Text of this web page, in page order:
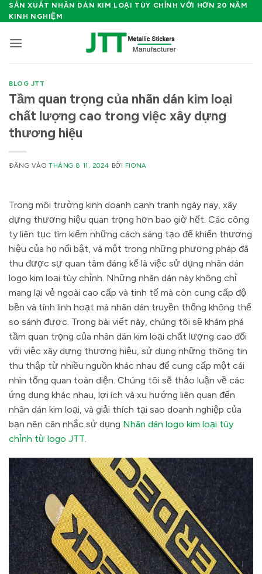
Bỏ
qua
dung
SẢN XUẤT NHÃN DÁN KIM LOẠI TÙY CHỈNH VỚI HƠN 20 NĂM
KINH NGHIỆM
BLOG JTT
Tầm quan trọng của nhãn dán kim loại
chất lượng cao trong việc xây dựng
thương hiệu
ĐĂNG VÀOTHÁNG 8 11, 2024 BỞI FIONA
Trong môi trường kinh doanh cạnh tranh ngày nay, xây
dựng thương hiệu quan trọng hơn bao giờ hết. Các công
ty liên tục tìm kiếm những cách sáng tạo để khiến thương
hiệu của họ nổi bật, và một trong những phương pháp đã
thu được sự quan tâm đáng kể là việc sử dụng nhãn dán
logo kim loại tùy chỉnh. Những nhãn dán này không chỉ
mang lại vẻ ngoài cao cấp và tinh tế mà còn cung cấp độ
bền và tính linh hoạt mà nhãn dán truyền thống không thể
so sánh được. Trong bài viết này, chúng tôi sẽ khám phá
tầm quan trọng của nhãn dán kim loại chất lượng cao đối
với việc xây dựng thương hiệu, sử dụng những thông tin
thu thập từ nhiều nguồn khác nhau để cung cấp một cái
nhìn tổng quan toàn diện. Chúng tôi sẽ thảo luận về các
ứng dụng khác nhau, lợi ích và xu hướng liên quan đến
nhãn dán kim loại, và giải thích tại sao doanh nghiệp của
bạn nên cân nhắc sử dụng Nhãn dán logo kim loại tùy
chỉnh từ logo JTT